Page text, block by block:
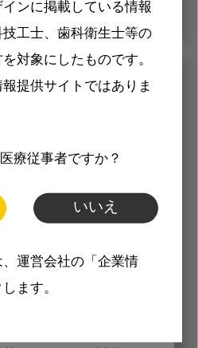
ンに掲載している情報
工士、歯科衛生士等の
対象にしたものです。
提供サイトではありま
療従事者ですか？
いいえ
、運営会社の「企業情
ます。
ット
も閲覧可能